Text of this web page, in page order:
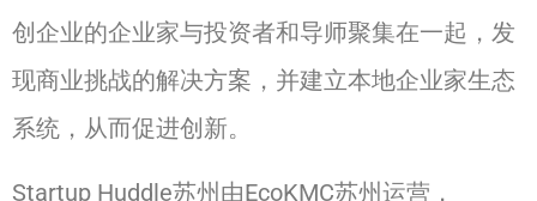
创企业的企业家与投资者和导师聚集在一起，发
现商业挑战的解决方案，并建立本地企业家生态
系统，从而促进创新。
Startup Huddle苏州由EcoKMC苏州运营，